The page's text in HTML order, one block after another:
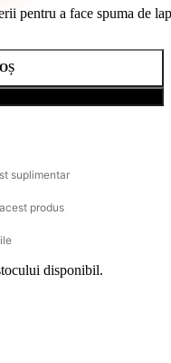
pentru a face spuma de
suplimentar
produs
disponibil.